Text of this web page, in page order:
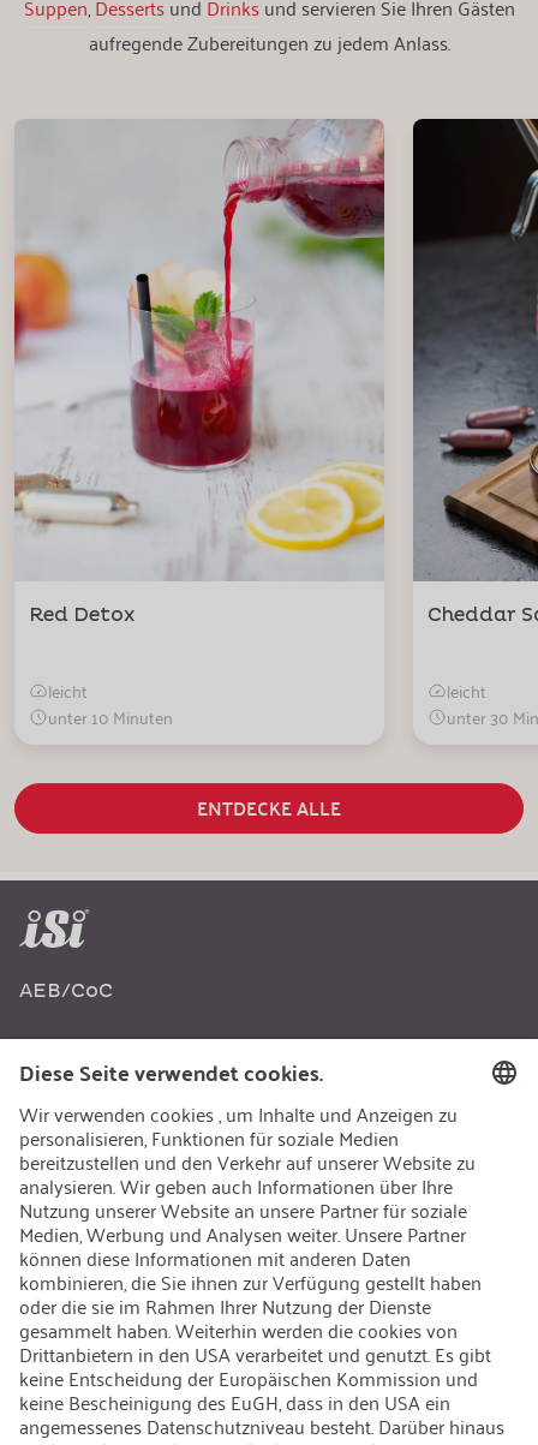
Suppen,Dessertsund Drinksund servieren Sie Ihren Gästen
aufregende Zubereitungen zu jedem Anlass.
Red Detox
leicht
unter 10 Minuten
Cheddar
leicht
unter 30
ENTDECKE ALLE
AEB/CoC
Recycling
Nachhaltigkeit
Karriere
Offene Jobs
Kontakt
iSi Group
Produktkatalog
Garantieerweiterung
Unternehmenspolitik